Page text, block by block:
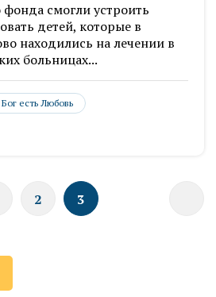
смогли устроить
детей, которые в
находились на лечении в
больницах...
Бог есть Любовь
2 3